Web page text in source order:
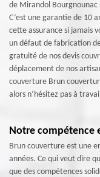
de Mirandol Bourgnounac
C’est une garantie de 10
cette assurance si jamais
un défaut de fabrication
gratuité de nos devis
déplacement de nos
couverture Brun
alors n’hésitez pas à
Notre compétence
Brun couverture est une
années. Ce qui veut dire
que des compétences